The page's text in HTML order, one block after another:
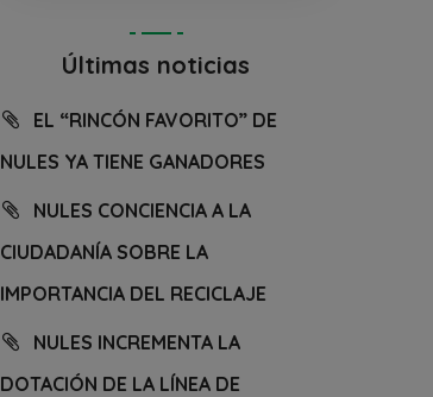
Últimas noticias
EL “RINCÓN FAVORITO” DE
NULES YA TIENE GANADORES
NULES CONCIENCIA A LA
CIUDADANÍA SOBRE LA
IMPORTANCIA DEL RECICLAJE
NULES INCREMENTA LA
DOTACIÓN DE LA LÍNEA DE